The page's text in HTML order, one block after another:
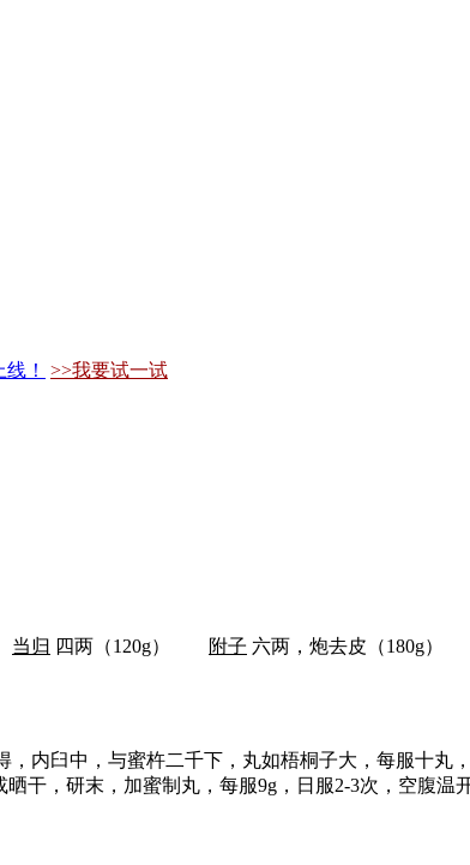
！
>>我要试一试
当归 四两（120g） 附子 六两，炮去皮（180g
内臼中，与蜜杵二千下，丸如梧桐子大，每服十丸
干，研末，加蜜制丸，每服9g，日服2-3次，空腹温